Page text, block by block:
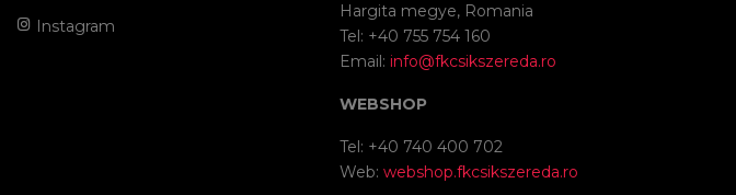
Instagram
Hargita megye, Romania
Tel: +40 755 754 160
Email: info@fkcsikszereda.ro
WEBSHOP
Tel: +40 740 400 702
Web: webshop.fkcsikszereda.ro